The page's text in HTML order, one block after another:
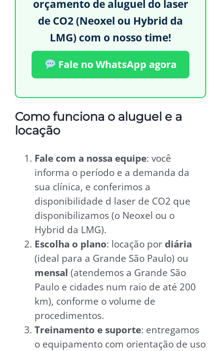
orçamento de aluguel do laser
de CO2 (Neoxel ou Hybrid da
LMG) com o nosso time!
Fale no WhatsApp agora
Como funciona o aluguel e a
locação
Fale com a nossa equipe: você
informa o período e a demanda da
sua clínica, e conferimos a
disponibilidade d laser de CO2 que
disponibilizamos (o Neoxel ou o
Hybrid da LMG).
Escolha o plano: locação por diária
(ideal para a Grande São Paulo) ou
mensal (atendemos a Grande São
Paulo e cidades num raio de até 200
km), conforme o volume de
procedimentos.
Treinamento e suporte: entregamos
o equipamento com orientação de uso